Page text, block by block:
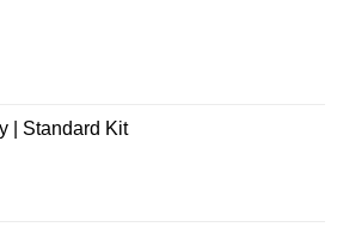
| Standard Kit